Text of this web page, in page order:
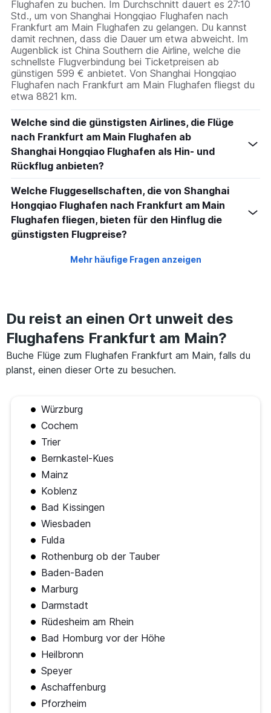
Flughafen zu buchen. Im Durchschnitt dauert es 27:10
Std., um von Shanghai Hongqiao Flughafen nach
Frankfurt am Main Flughafen zu gelangen. Du kannst
damit rechnen, dass die Dauer um etwa abweicht. Im
Augenblick ist China Southern die Airline, welche die
schnellste Flugverbindung bei Ticketpreisen ab
günstigen 599 € anbietet. Von Shanghai Hongqiao
Flughafen nach Frankfurt am Main Flughafen fliegst du
etwa 8821 km.
Welche sind die günstigsten Airlines, die Flüge
nach Frankfurt am Main Flughafen ab
Shanghai Hongqiao Flughafen als Hin- und
Rückflug anbieten?
Welche Fluggesellschaften, die von Shanghai
Hongqiao Flughafen nach Frankfurt am Main
Flughafen fliegen, bieten für den Hinflug die
günstigsten Flugpreise?
Mehr häufige Fragen anzeigen
Du reist an einen Ort unweit des
Flughafens Frankfurt am Main?
Buche Flüge zum Flughafen Frankfurt am Main, falls du
planst, einen dieser Orte zu besuchen.
Würzburg
Cochem
Trier
Bernkastel-Kues
Mainz
Koblenz
Bad Kissingen
Wiesbaden
Fulda
Rothenburg ob der Tauber
Baden-Baden
Marburg
Darmstadt
Rüdesheim am Rhein
Bad Homburg vor der Höhe
Heilbronn
Speyer
Aschaffenburg
Pforzheim